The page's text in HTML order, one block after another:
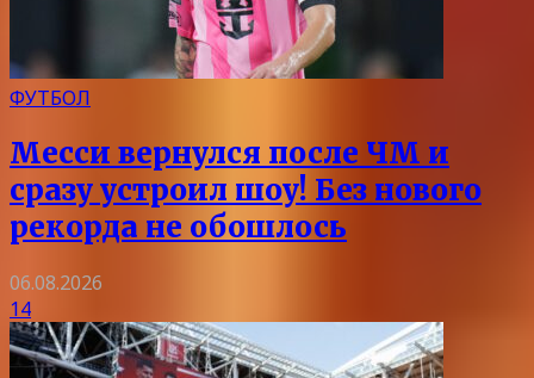
ФУТБОЛ
Месси вернулся после ЧМ и
сразу устроил шоу! Без нового
рекорда не обошлось
06.08.2026
14